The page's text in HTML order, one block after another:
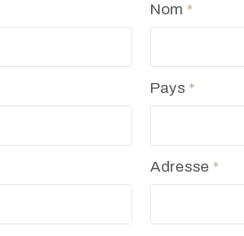
Nom *
Pays *
Adresse *